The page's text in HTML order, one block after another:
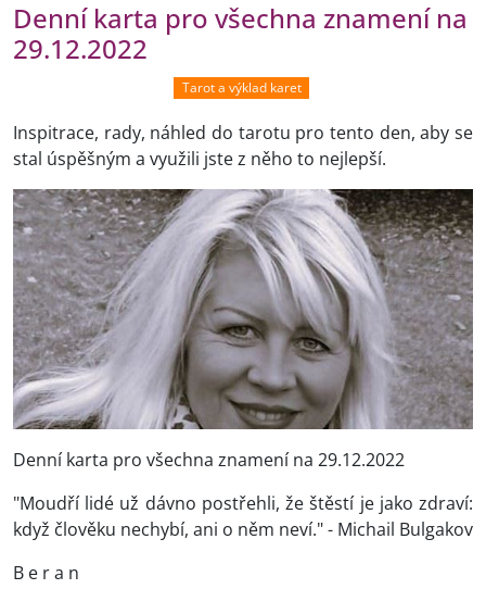
Denní karta pro všechna znamení na
29.12.2022
Tarot a výklad karet
Inspitrace, rady, náhled do tarotu pro tento den, aby se
stal úspěšným a využili jste z něho to nejlepší.
Denní karta pro všechna znamení na 29.12.2022
"Moudří lidé už dávno postřehli, že štěstí je jako zdraví:
když člověku nechybí, ani o něm neví." - Michail Bulgakov
B e r a n